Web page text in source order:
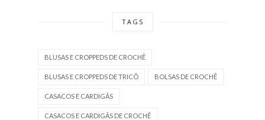
TAGS
BLUSAS E CROPPEDS DE CROCHÊ
BLUSAS E CROPPEDS DE TRICÔ BOLSAS DE CROCHÊ
CASACOS E CARDIGÃS
CASACOS E CARDIGÃS DE CROCHÊ